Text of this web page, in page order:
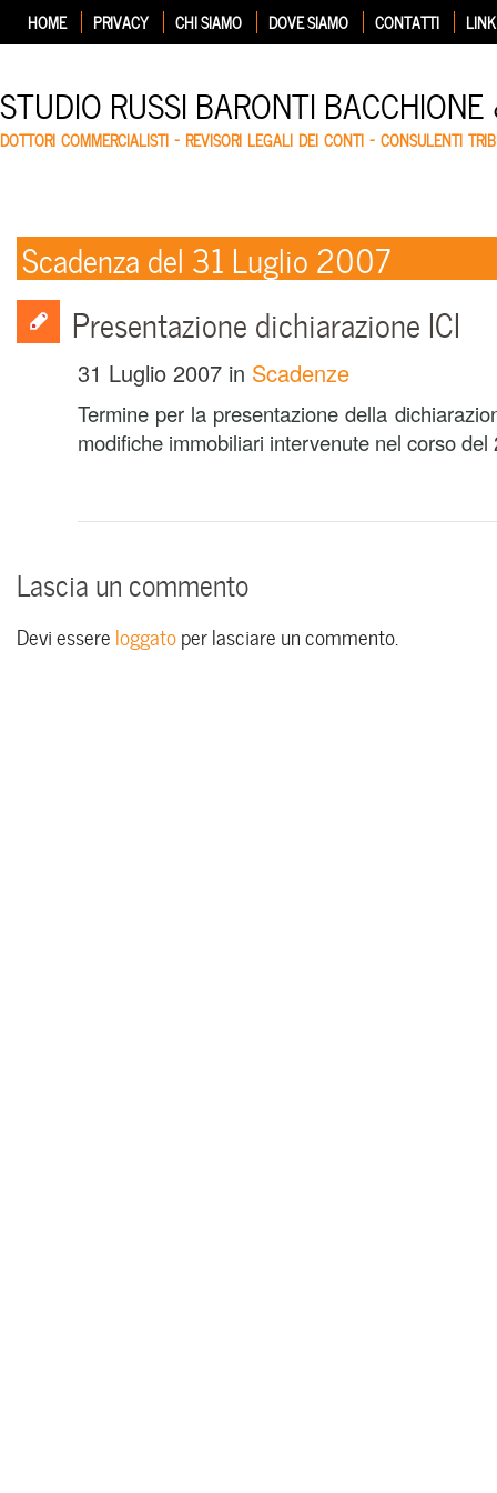
HOME PRIVACY CHI SIAMO DOVE SIAMO CONTATTI LINK
STUDIO RUSSI BARONTI
DOTTORI COMMERCIALISTI – REVISORI LEGALI DEI CONTI – CONSULENTI
Scadenza del 31 Luglio 2007
Presentazione dichiarazione ICI
31 Luglio 2007 in Scadenze
Termine per la presentazione della
modifiche immobiliari intervenute nel corso del
Lascia un commento
Devi essere loggatoper lasciare un commento.